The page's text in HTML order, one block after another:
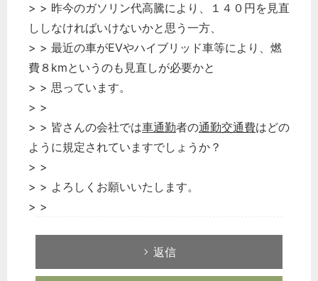
> > 昨今のガソリン代高騰により、１４０円を見直
ししなければいけないかと思う一方、
> > 最近の車がEVやハイブリッド車等により、燃
費８kmというのも見直しが必要かと
> > 思っています。
> >
> > 皆さんの会社では車通勤者の通勤交通費はどの
ように規定されていますでしょうか？
> >
> > よろしくお願いいたします。
> >
返信